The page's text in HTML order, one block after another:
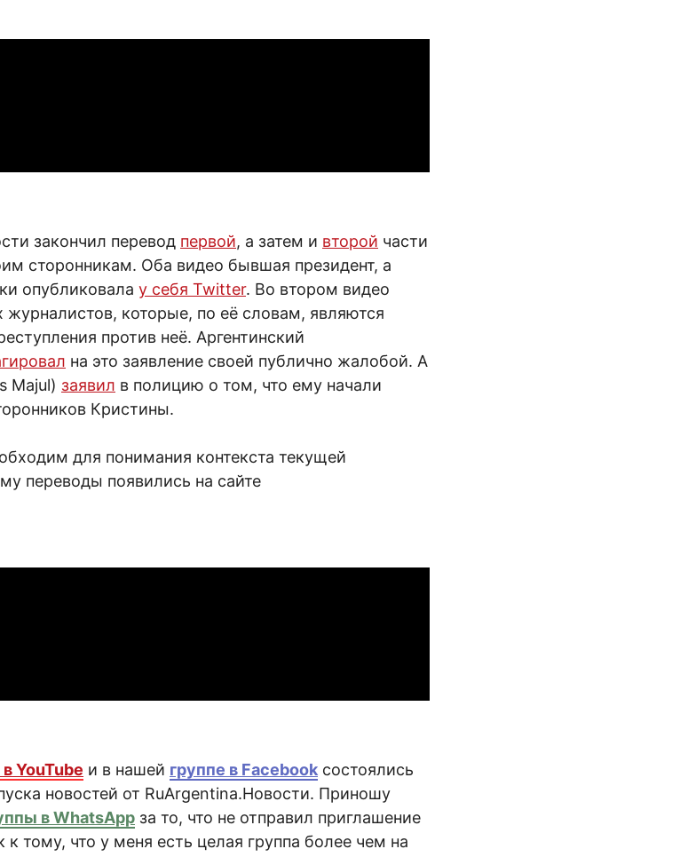
закончил перевод первой, а затем и второй части
сторонникам. Оба видео бывшая президент, а
опубликовала у себя Twitter. Во втором видео
журналистов, которые, по её словам, являются
против неё. Аргентинский
на это заявление своей публично жалобой. А
Majul) заявил в полицию о том, что ему начали
Кристины.
для понимания контекста текущей
переводы появились на сайте
YouTube и в нашей группе в Facebook состоялись
новостей от RuArgentina.Новости. Приношу
в WhatsApp за то, что не отправил приглашение
тому, что у меня есть целая группа более чем на